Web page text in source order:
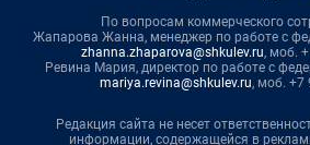
По вопросам коммерческого
Жапарова Жанна, менеджер по работе с
zhanna.zhaparova@shkulev.ru, моб.
Ревина Мария, директор по работе с
mariya.revina@shkulev.ru, моб. +7
Редакция сайта не несет
информации, содержащейся в